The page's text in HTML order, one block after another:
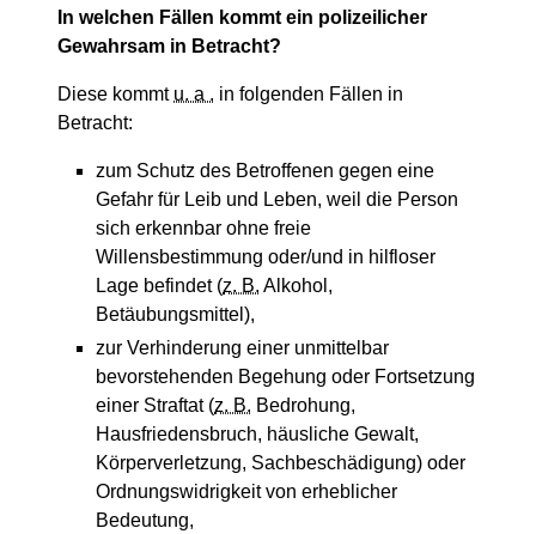
In welchen Fällen kommt ein polizeilicher
Gewahrsam in Betracht?
Diese kommt u. a . in folgenden Fällen in
Betracht:
zum Schutz des Betroffenen gegen eine
Gefahr für Leib und Leben, weil die Person
sich erkennbar ohne freie
Willensbestimmung oder/und in hilfloser
Lage befindet (z. B. Alkohol,
Betäubungsmittel),
zur Verhinderung einer unmittelbar
bevorstehenden Begehung oder Fortsetzung
einer Straftat (z. B. Bedrohung,
Hausfriedensbruch, häusliche Gewalt,
Körperverletzung, Sachbeschädigung) oder
Ordnungswidrigkeit von erheblicher
Bedeutung,